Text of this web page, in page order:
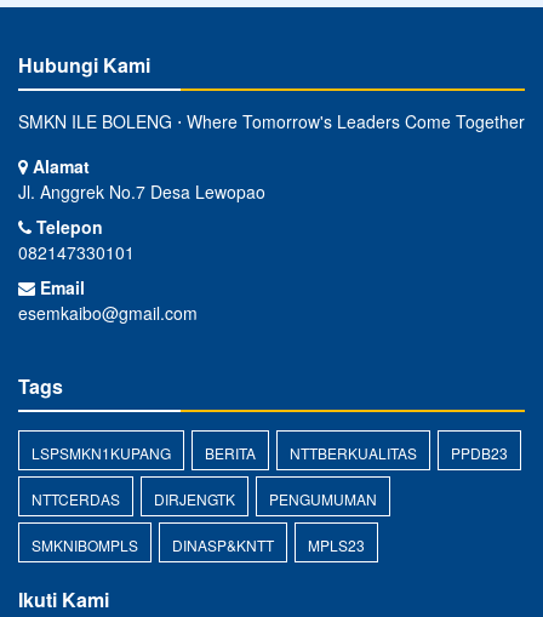
Hubungi Kami
SMKN ILE BOLENG ⋅ Where Tomorrow's Leaders Come Together
Alamat
Jl. Anggrek No.7 Desa Lewopao
Telepon
082147330101
Email
esemkaibo@gmail.com
Tags
LSPSMKN1KUPANG BERITA NTTBERKUALITAS PPDB23
NTTCERDAS DIRJENGTK PENGUMUMAN
SMKNIBOMPLS DINASP&KNTT MPLS23
Ikuti Kami